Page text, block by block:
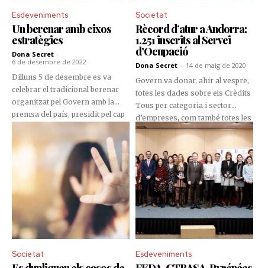
Esdeveniments
Un berenar amb eixos
estratègics
Dona Secret -
6 de desembre de 2022
Dilluns 5 de desembre es va
celebrar el tradicional berenar
organitzat pel Govern amb la
premsa del país, presidit pel cap
on també van participar el
ministre portaveu i de Finances,
Eric Jover; el ministre de
Territori i Habitatge, Víctor
Filloy; i la ministra de Medi
Ambient, Agricultura i
Sostenibilitat, Sílvia Calvó.
Societat
Rècord d’atur a Andorra:
1.251 inscrits al Servei
d’Ocupació
Dona Secret - 14 de maig de 2020
Govern va donar, ahir al vespre,
totes les dades sobre els Crèdits
Tous per categoria i sector
d’empreses, com també totes les
dades del Servei d’Ocupació
d’Andorra en comparativa a les
de l’any passat.
Societat Esdeveniments